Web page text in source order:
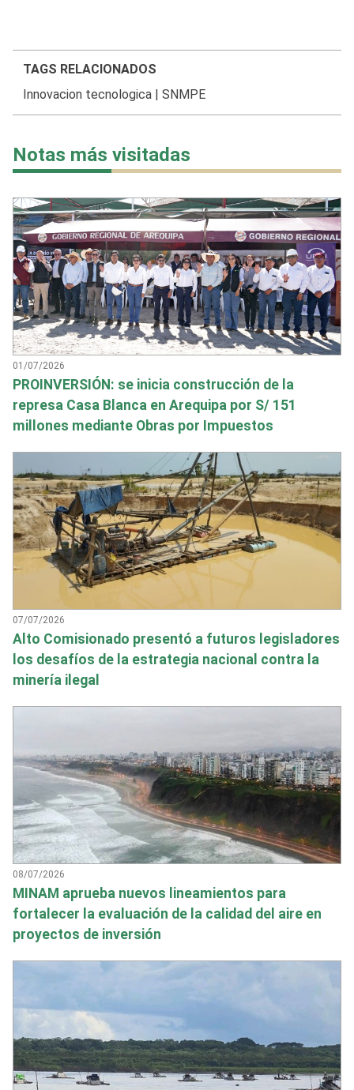
TAGS RELACIONADOS
Innovacion tecnologica| SNMPE
Notas más visitadas
01/07/2026
PROINVERSIÓN: se inicia construcción de la
represa Casa Blanca en Arequipa por S/ 151
millones mediante Obras por Impuestos
07/07/2026
Alto Comisionado presentó a futuros legisladores
los desafíos de la estrategia nacional contra la
minería ilegal
08/07/2026
MINAM aprueba nuevos lineamientos para
fortalecer la evaluación de la calidad del aire en
proyectos de inversión